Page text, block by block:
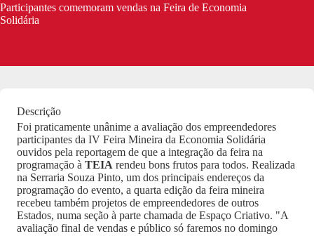
Participantes comemoram vendas na Feira de Economia
Solidária
Descrição
Foi praticamente unânime a avaliação dos empreendedores
participantes da IV Feira Mineira da Economia Solidária
ouvidos pela reportagem de que a integração da feira na
programação à TEIA rendeu bons frutos para todos. Realizada
na Serraria Souza Pinto, um dos principais endereços da
programação do evento, a quarta edição da feira mineira
recebeu também projetos de empreendedores de outros
Estados, numa seção à parte chamada de Espaço Criativo. "A
avaliação final de vendas e público só faremos no domingo